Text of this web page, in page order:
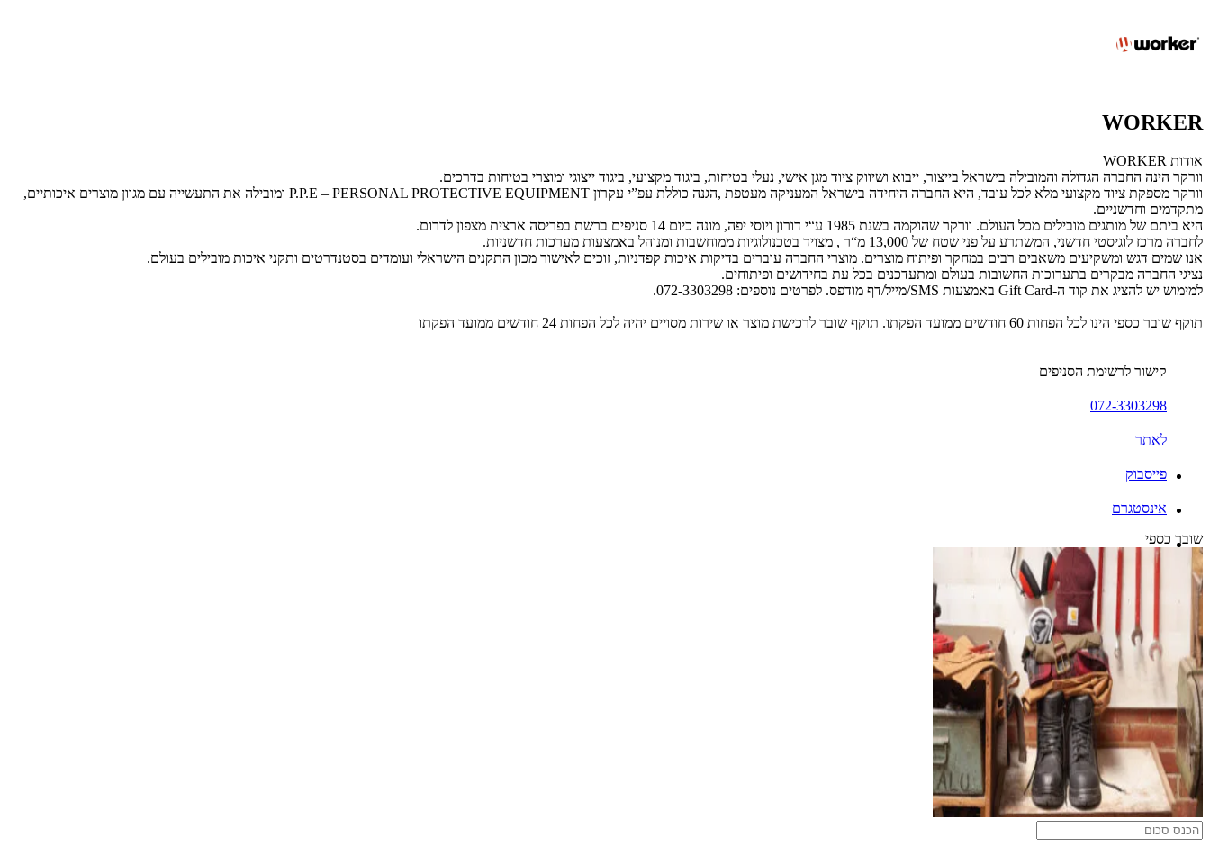
WORKER
אודות WORKER
וורקר הינה החברה הגדולה והמובילה בישראל בייצור, ייבוא ושיווק ציוד מגן אישי, נעלי בטיחות, ביגוד מקצועי, ביגוד ייצוגי ומוצרי בטיחות בדרכים.
וורקר מספקת ציוד מקצועי מלא לכל עובד, היא החברה היחידה בישראל המעניקה מעטפת ,הגנה כוללת עפ”י עקרון P.P.E – PERSONAL PROTECTIVE EQUIPMENT ומובילה את התעשייה עם מגוון מוצרים איכותיים,
מתקדמים וחדשניים.
היא ביתם של מותגים מובילים מכל העולם. וורקר שהוקמה בשנת 1985 ע“י דורון ויוסי יפה, מונה כיום 14 סניפים ברשת בפריסה ארצית מצפון לדרום.
לחברה מרכז לוגיסטי חדשני, המשתרע על פני שטח של 13,000 מ“ר , מצויד בטכנולוגיות ממוחשבות ומנוהל באמצעות מערכות חדשניות.
אנו שמים דגש ומשקיעים משאבים רבים במחקר ופיתוח מוצרים. מוצרי החברה עוברים בדיקות איכות קפדניות, זוכים לאישור מכון התקנים הישראלי ועומדים בסטנדרטים ותקני איכות מובילים בעולם.
נציגי החברה מבקרים בתערוכות החשובות בעולם ומתעדכנים בכל עת בחידושים ופיתוחים.
למימוש יש להציג את קוד ה-Gift Card באמצעות SMS/מייל/דף מודפס. לפרטים נוספים: 072-3303298.
תוקף שובר כספי הינו לכל הפחות 60 חודשים ממועד הפקתו. תוקף שובר לרכישת מוצר או שירות מסויים יהיה לכל הפחות 24 חודשים ממועד הפקתו
קישור לרשימת הסניפים
072-3303298
לאתר
פייסבוק
אינסטגרם
שובר כספי